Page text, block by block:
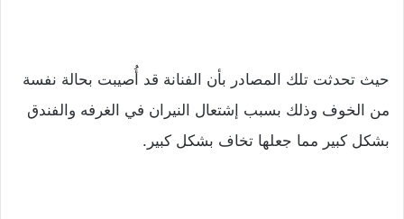
حيث تحدثت تلك المصادر بأن الفنانة قد أُصيبت بحالة نفسة
من الخوف وذلك بسبب إشتعال النيران في الغرفه والفندق
بشكل كبير مما جعلها تخاف بشكل كبير.